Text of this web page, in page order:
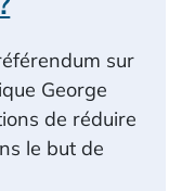
sur
George
de réduire
le but de